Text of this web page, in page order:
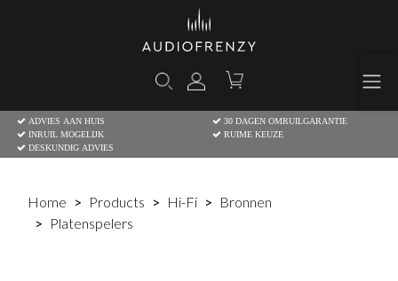
ADVIES AAN HUIS
30 DAGEN OMRUILGARANTIE
INRUIL MOGELIJK
RUIME KEUZE
DESKUNDIG ADVIES
Home Products Hi-Fi
Bronnen
Platenspelers